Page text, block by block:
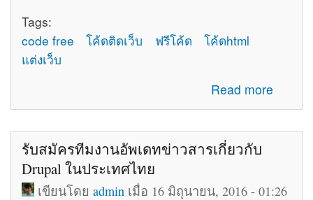
Tags:
code free
โค้ดติดเว็บ ฟรีโค้ด
โค้ดhtml
แต่งเว็บ
Read more
about โค้ดติดเว็บฟรี html โค้ดแต่งเว็บไซต์ blogger ร้านค้า
ให้สวยงาม
รับสมัครทีมงานอัพเดทข่าวสารเกี่ยวกับ
Drupal ในประเทศไทย
เขียนโดยadmin เมื่อ 16 มิถุนายน, 2016 - 01:26